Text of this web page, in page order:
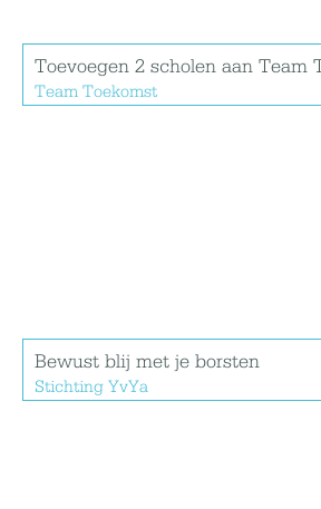
Toevoegen 2 scholen aan Team
Team Toekomst
Bewust blij met je borsten
Stichting YvYa